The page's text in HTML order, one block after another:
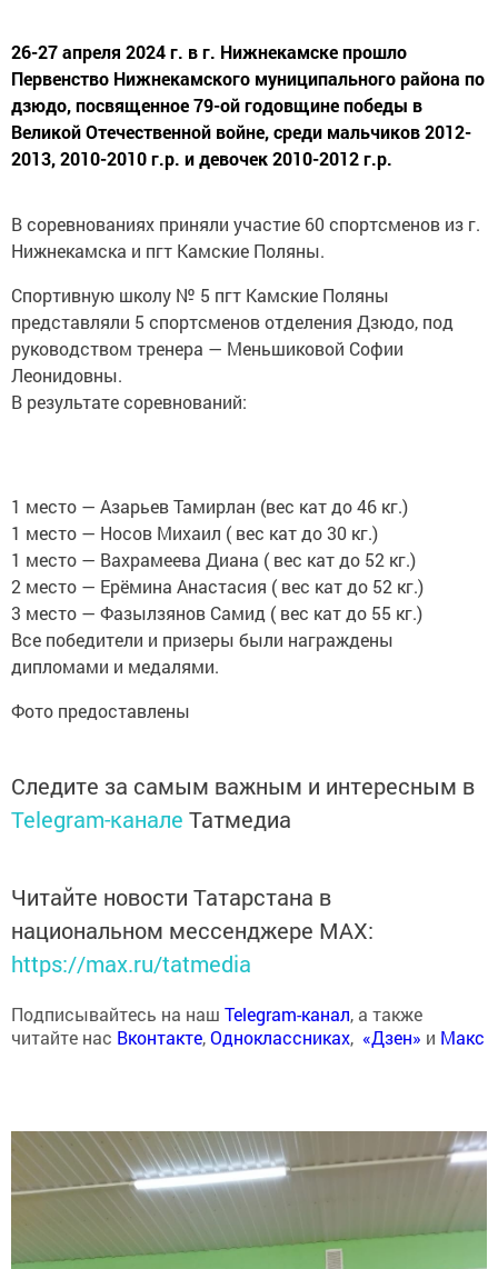
26-27 апреля 2024 г. в г. Нижнекамске прошло
Первенство Нижнекамского муниципального района по
дзюдо, посвященное 79-ой годовщине победы в
Великой Отечественной войне, среди мальчиков 2012-
2013, 2010-2010 г.р. и девочек 2010-2012 г.р.
В соревнованиях приняли участие 60 спортсменов из г.
Нижнекамска и пгт Камские Поляны.
Спортивную школу № 5 пгт Камские Поляны
представляли 5 спортсменов отделения Дзюдо, под
руководством тренера — Меньшиковой Софии
Леонидовны.
В результате соревнований:
1 место — Азарьев Тамирлан (вес кат до 46 кг.)
1 место — Носов Михаил ( вес кат до 30 кг.)
1 место — Вахрамеева Диана ( вес кат до 52 кг.)
2 место — Ерёмина Анастасия ( вес кат до 52 кг.)
3 место — Фазылзянов Самид ( вес кат до 55 кг.)
Все победители и призеры были награждены
дипломами и медалями.
Фото предоставлены
Следите за самым важным и интересным в
Telegram-канале Татмедиа
Читайте новости Татарстана в
национальном мессенджере MАХ:
https://max.ru/tatmedia
Подписывайтесь на наш Telegram-канал, а также
читайте нас Вконтакте,Одноклассниках, «Дзен» и Макс